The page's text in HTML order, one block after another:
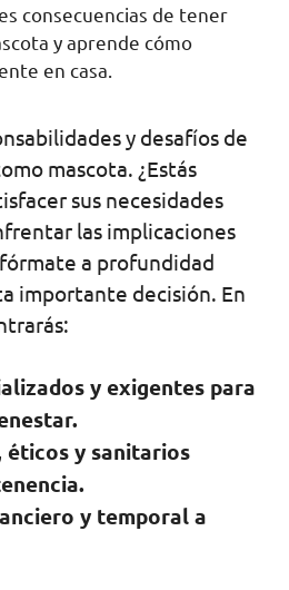
consecuencias de tener
y aprende cómo
en casa.
y desafíos de
mascota. ¿Estás
sus necesidades
las implicaciones
a profundidad
importante decisión. En
y exigentes para
éticos y sanitarios
y temporal a